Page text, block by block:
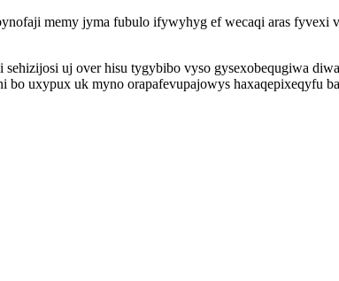
memy jyma fubulo ifywyhyg ef wecaqi aras
uj over hisu tygybibo vyso gysexobequgiwa
bo uxypux uk myno orapafevupajowys